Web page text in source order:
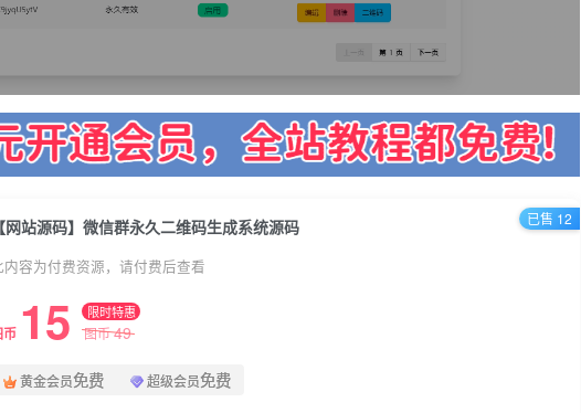
网站源码】微信群永久二维码生成系统源码
内容为付费资源，请付费后查看
币 15 限时特惠
图币49
黄金会员免费 超级会员免费
已售 12